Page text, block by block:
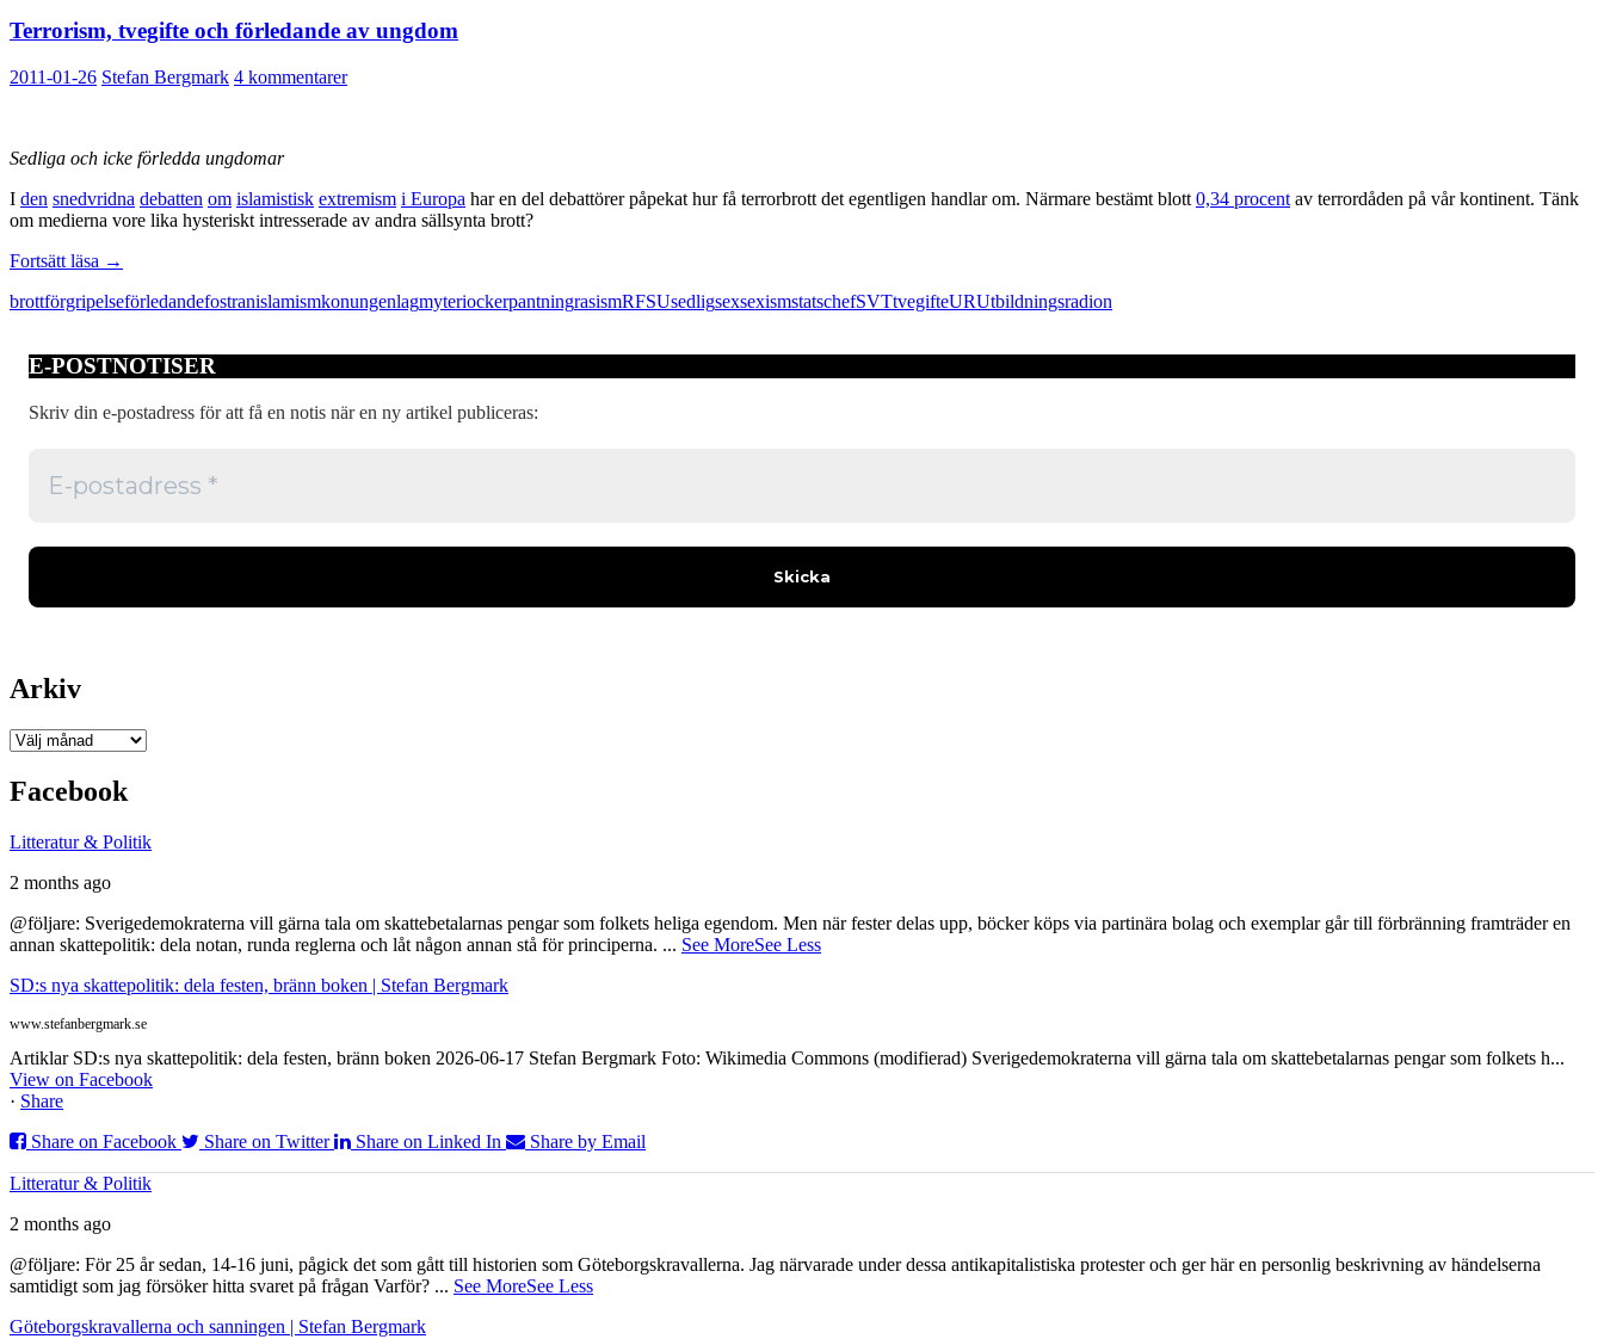
Terrorism, tvegifte och förledande av ungdom
2011-01-26 Stefan Bergmark 4 kommentarer
Sedliga och icke förledda ungdomar
I den snedvridna debatten om islamistisk extremism i Europa har en del debattörer påpekat hur få terrorbrott det egentligen handlar om. Närmare bestämt blott 0,34 procent av terrordåden på vår kontinent. Tänk
om medierna vore lika hysteriskt intresserade av andra sällsynta brott?
Fortsätt läsa Terrorism,
och
ungdom
→
brottförgripelseförledandefostranislamismkonungenlagmyteriockerpantningrasismRFSUsedligsexsexismstatschefSVTtvegifteURUtbildningsradion
E-POSTNOTISER
Skriv din e-postadress för att få en notis när en ny artikel publiceras:
Arkiv
Arkiv
Facebook
Litteratur & Politik
2 months ago
@följare: Sverigedemokraterna vill gärna tala om skattebetalarnas pengar som folkets heliga egendom. Men när fester delas upp, böcker köps via partinära bolag och exemplar går till förbränning framträder en
annan skattepolitik: dela notan, runda reglerna och låt någon annan stå för principerna. ... See MoreSee Less
SD:s nya skattepolitik: dela festen, bränn boken | Stefan Bergmark
www.stefanbergmark.se
Artiklar SD:s nya skattepolitik: dela festen, bränn boken 2026-06-17 Stefan Bergmark Foto: Wikimedia Commons (modifierad) Sverigedemokraterna vill gärna tala om skattebetalarnas pengar som folkets h...
View on Facebook
· Share
Share on Facebook
Share on Twitter Share on Linked In Share by Email
Litteratur & Politik
2 months ago
@följare: För 25 år sedan, 14-16 juni, pågick det som gått till historien som Göteborgskravallerna. Jag närvarade under dessa antikapitalistiska protester och ger här en personlig beskrivning av händelserna
samtidigt som jag försöker hitta svaret på frågan Varför? ... See MoreSee Less
Göteborgskravallerna och sanningen | Stefan Bergmark